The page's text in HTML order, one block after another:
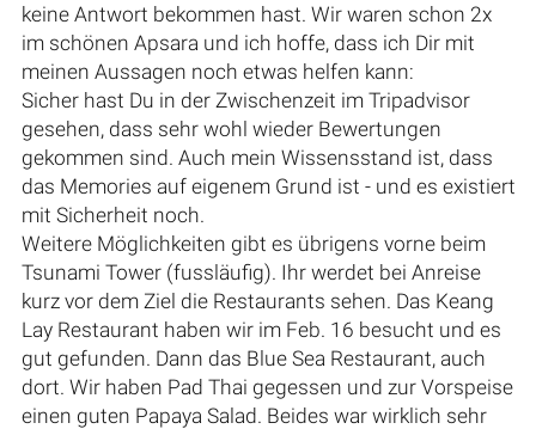
keine Antwort bekommen hast. Wir waren schon 2x
im schönen Apsara und ich hoffe, dass ich Dir mit
meinen Aussagen noch etwas helfen kann:
Sicher hast Du in der Zwischenzeit im Tripadvisor
gesehen, dass sehr wohl wieder Bewertungen
gekommen sind. Auch mein Wissensstand ist, dass
das Memories auf eigenem Grund ist - und es existiert
mit Sicherheit noch.
Weitere Möglichkeiten gibt es übrigens vorne beim
Tsunami Tower (fussläufig). Ihr werdet bei Anreise
kurz vor dem Ziel die Restaurants sehen. Das Keang
Lay Restaurant haben wir im Feb. 16 besucht und es
gut gefunden. Dann das Blue Sea Restaurant, auch
dort. Wir haben Pad Thai gegessen und zur Vorspeise
einen guten Papaya Salad. Beides war wirklich sehr